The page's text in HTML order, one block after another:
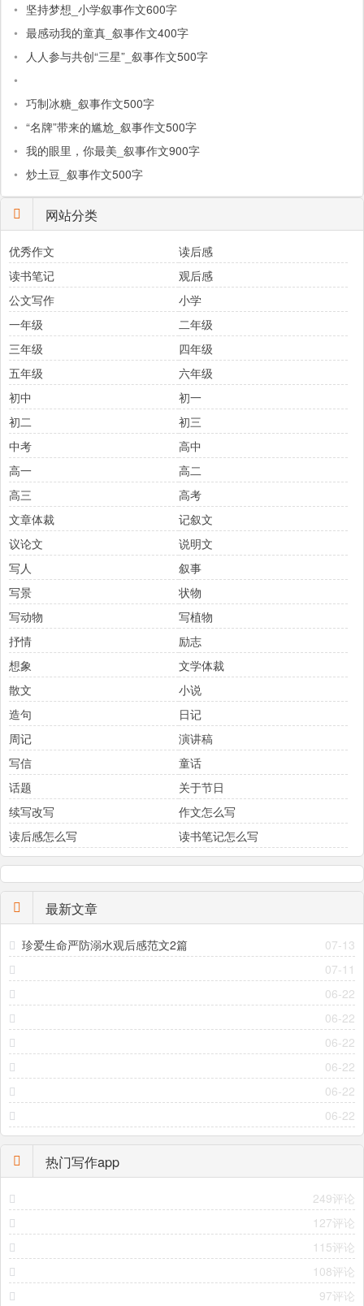
• 坚持梦想_小学叙事作文600字
• 最感动我的童真_叙事作文400字
•
人人参与共创“三星”_叙事作文500字
•
• 巧制冰糖_叙事作文500字
• “名牌”带来的尴尬_叙事作文500字
• 我的眼里，你最美_叙事作文900字
• 炒土豆_叙事作文500字
网站分类
优秀作文
读后感
读书笔记
观后感
公文写作
小学
一年级
二年级
三年级
四年级
五年级
六年级
初中
初一
初二
初三
中考
高中
高一
高二
高三
高考
文章体裁
记叙文
议论文
说明文
写人
叙事
写景
状物
写动物
写植物
抒情
励志
想象
文学体裁
散文
小说
造句
日记
周记
演讲稿
写信
童话
话题
关于节日
续写改写
作文怎么写
读后感怎么写
读书笔记怎么写
最新文章
07-13
珍爱生命严防溺水观后感范文2篇
07-11
06-22
06-22
06-22
06-22
06-22
06-22
热门写作app
249评论
127评论
115评论
108评论
97评论